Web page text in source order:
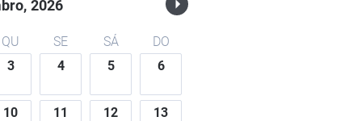
2026
QU SE SÁ
DO
3 4 5 6
10 11 12 13